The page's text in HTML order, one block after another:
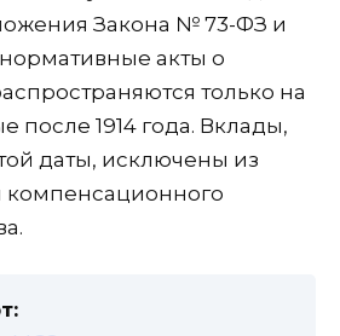
Закона № 73-ФЗ и
акты о
только на
после 1914 года. Вклады,
даты, исключены из
компенсационного